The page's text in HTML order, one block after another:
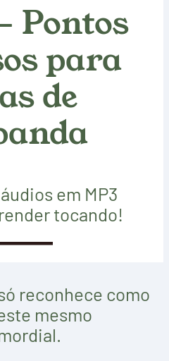
Pontos
para
de
em MP3
tocando!
reconhece como
mesmo